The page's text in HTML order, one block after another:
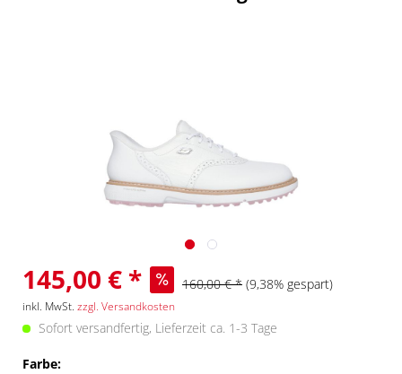
145,00 € * 160,00 € * (9,38% gespart)
inkl. MwSt. zzgl. Versandkosten
Sofort versandfertig, Lieferzeit ca. 1-3 Tage
Farbe: